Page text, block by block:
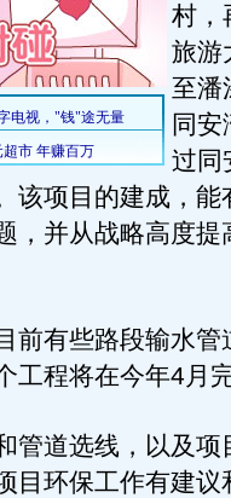
村，
旅游
至潘
同
过同
该项目的建成，能
，并从战略高度提
有些路段输水管
工程将在今年4月
道选线，以及项
目环保工作有建议